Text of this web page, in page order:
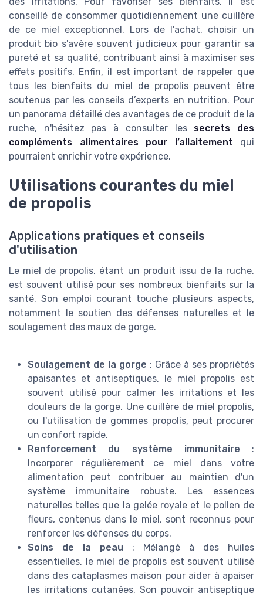
conseillé de consommer quotidiennement une cuillère
de ce miel exceptionnel. Lors de l'achat, choisir un
produit bio s'avère souvent judicieux pour garantir sa
pureté et sa qualité, contribuant ainsi à maximiser ses
effets positifs. Enfin, il est important de rappeler que
tous les bienfaits du miel de propolis peuvent être
soutenus par les conseils d’experts en nutrition. Pour
un panorama détaillé des avantages de ce produit de la
ruche, n'hésitez pas à consulter les secrets des
compléments alimentaires pour l’allaitement qui
pourraient enrichir votre expérience.
Utilisations courantes du miel
de propolis
Applications pratiques et conseils
d'utilisation
Le miel de propolis, étant un produit issu de la ruche,
est souvent utilisé pour ses nombreux bienfaits sur la
santé. Son emploi courant touche plusieurs aspects,
notamment le soutien des défenses naturelles et le
soulagement des maux de gorge.
Soulagement de la gorge : Grâce à ses propriétés
apaisantes et antiseptiques, le miel propolis est
souvent utilisé pour calmer les irritations et les
douleurs de la gorge. Une cuillère de miel propolis,
ou l'utilisation de gommes propolis, peut procurer
un confort rapide.
Renforcement du système immunitaire :
Incorporer régulièrement ce miel dans votre
alimentation peut contribuer au maintien d'un
système immunitaire robuste. Les essences
naturelles telles que la gelée royale et le pollen de
fleurs, contenus dans le miel, sont reconnus pour
renforcer les défenses du corps.
Soins de la peau : Mélangé à des huiles
essentielles, le miel de propolis est souvent utilisé
dans des cataplasmes maison pour aider à apaiser
les irritations cutanées. Son pouvoir antiseptique